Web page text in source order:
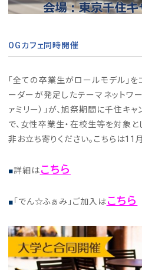
OGカフェ同時開催
「全ての卒業生がロールモデル」
ーダーが発足したテーマネットワ
ァミリー）」が、旭祭期間に千住キ
で、女性卒業生・在校生等を対象と
非お立ち寄りください。こちらは11
■詳細はこちら
■「でん☆ふぁみ」ご加入はこちら